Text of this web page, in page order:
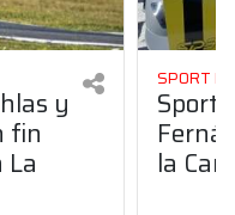
y
fin
SPORT
Sport
la